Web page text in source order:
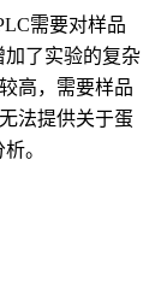
需要对样品
了实验的复杂
高，需要样品
法提供关于蛋
。